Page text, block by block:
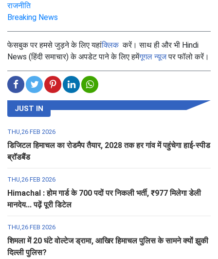
राजनीति
Breaking News
फेसबुक पर हमसे जुड़ने के लिए यहांक्लिककरें। साथ ही और भी Hindi
News (हिंदी समाचार) के अपडेट पाने के लिए हमेंगूगल न्यूजपर फॉलो करें।
JUST IN
THU,26 FEB 2026
डिजिटल हिमाचल का रोडमैप तैयार, 2028 तक हर गांव में पहुंचेगा हाई-स्पीड
ब्रॉडबैंड
THU,26 FEB 2026
Himachal : होम गार्ड के 700 पदों पर निकली भर्ती, ₹977 मिलेगा डेली
मानदेय... पढ़ें पूरी डिटेल
THU,26 FEB 2026
शिमला में 20 घंटे वोल्टेज ड्रामा, आखिर हिमाचल पुलिस के सामने क्यों झुकी
दिल्ली पुलिस?